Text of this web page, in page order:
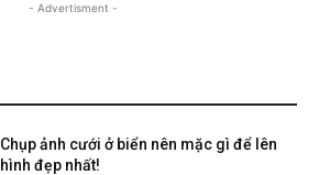
- Advertisment -
Chụp ảnh cưới ở biển nên mặc gì để lên
hình đẹp nhất!